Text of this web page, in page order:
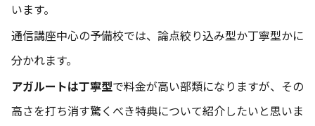
います。
通信講座中心の予備校では、論点絞り込み型か丁寧型かに
分かれます。
アガルートは丁寧型で料金が高い部類になりますが、その
高さを打ち消す驚くべき特典について紹介したいと思いま